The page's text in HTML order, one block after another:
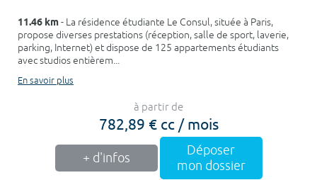
11.46 km- La résidence étudiante Le Consul, située à Paris,
propose diverses prestations (réception, salle de sport, laverie,
parking, Internet) et dispose de 125 appartements étudiants
avec studios entièrem...
En savoir plus
à partir de
782,89 € cc / mois
+ d'infos
Déposer
mon dossier